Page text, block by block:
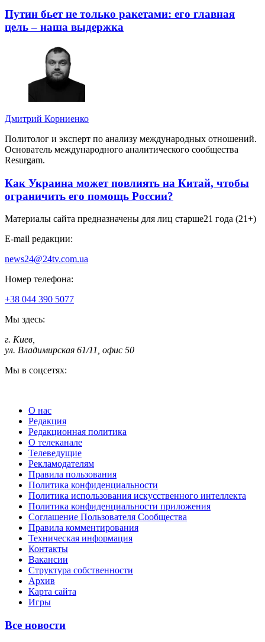
Путин бьет не только ракетами: его главная
цель – наша выдержка
Дмитрий Корниенко
Политолог и эксперт по анализу международных отношений.
Основатель международного аналитического сообщества
Resurgam.
Как Украина может повлиять на Китай, чтобы
ограничить его помощь России?
Материалы сайта предназначены для лиц старше21 года (21+)
E-mail редакции:
news24@24tv.com.ua
Номер телефона:
+38 044 390 5077
Мы здесь:
г. Киев
ул. Владимирская 61/11, офис 50
Мы в соцсетях:
О нас
Редакция
Редакционная политика
О телеканале
Телеведущие
Рекламодателям
Правила пользования
Политика конфиденциальности
Политика использования искусственного интеллекта
Политика конфиденциальности приложения
Соглашение Пользователя Сообщества
Правила комментирования
Техническая информация
Контакты
Вакансии
Структура собственности
Архив
Карта сайта
Игры
Все новости